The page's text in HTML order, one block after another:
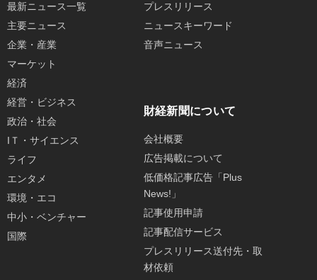
最新ニュース一覧
主要ニュース
企業・産業
マーケット
経済
経営・ビジネス
政治・社会
IＴ・サイエンス
ライフ
エンタメ
環境・エコ
中小・ベンチャー
国際
プレスリリース
ニュースキーワード
音声ニュース
財経新聞について
会社概要
広告掲載について
低価格記事広告「Plus
News!」
記事使用申請
記事配信サービス
プレスリリース送付先・取
材依頼